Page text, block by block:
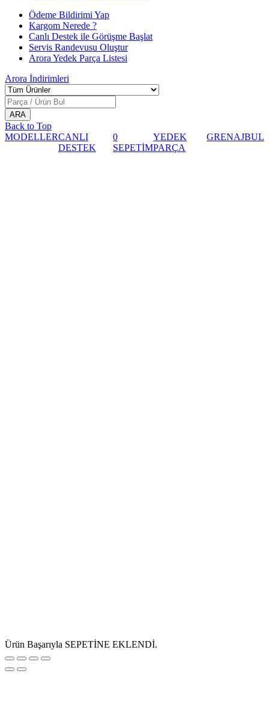
Ödeme Bildirimi Yap
Kargom Nerede ?
Canlı Destek ile Görüşme Başlat
Servis Randevusu Oluştur
Arora Yedek Parça Listesi
Arora İndirimleri
Back to Top
MODELLERCANLI
DESTEK
0
SEPETİM
YEDEK
PARÇA
GRENAJBUL
Ürün Başarıyla SEPETİNE EKLENDİ.